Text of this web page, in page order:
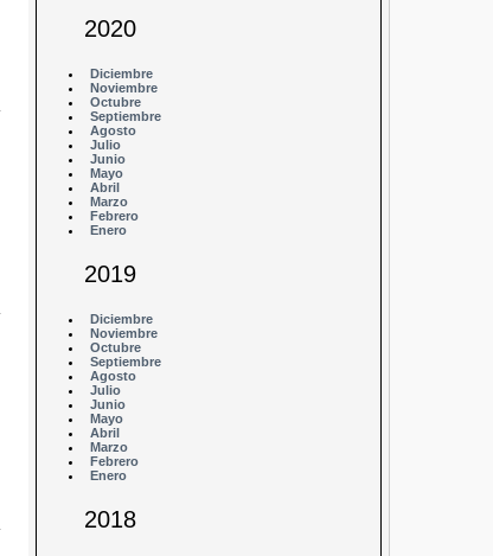
2020
Diciembre
Noviembre
Octubre
Septiembre
Agosto
Julio
Junio
Mayo
Abril
Marzo
Febrero
Enero
2019
Diciembre
Noviembre
Octubre
Septiembre
Agosto
Julio
Junio
Mayo
Abril
Marzo
Febrero
Enero
2018